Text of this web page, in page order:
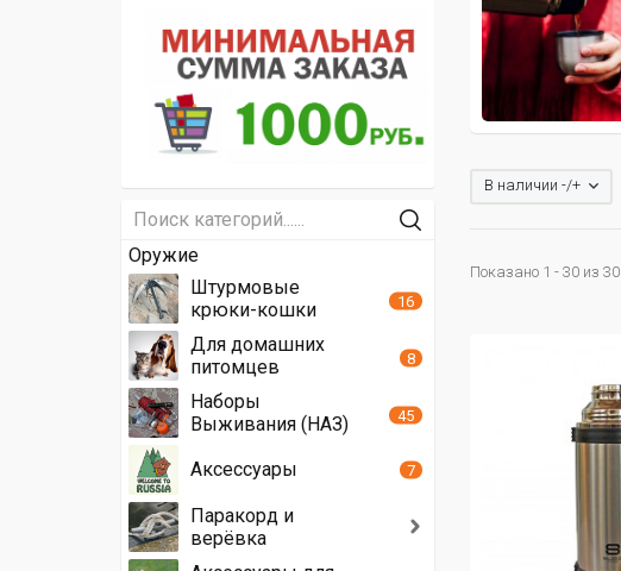
В наличии -/+
Показано 1 - 30 из 30
Оружие
Штурмовые
крюки-кошки
16
Для домашних
питомцев
8
Наборы
Выживания (НАЗ)
45
Аксессуары 7
Паракорд и
верёвка